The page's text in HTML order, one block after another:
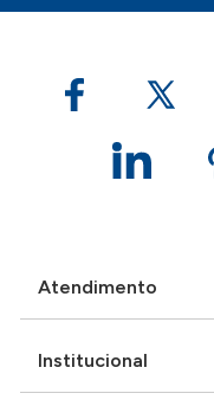
Atendimento
Institucional